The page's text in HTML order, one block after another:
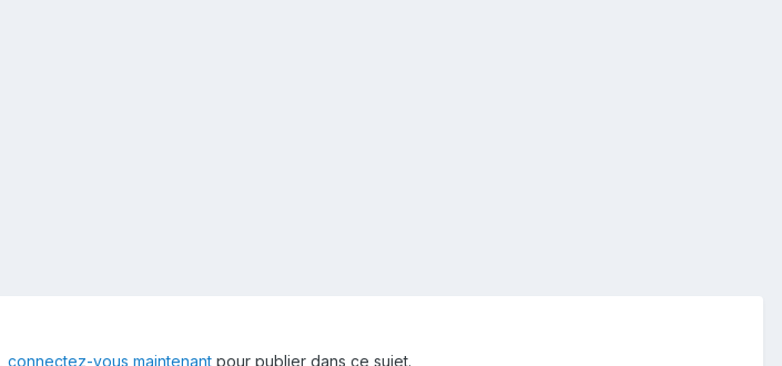
connectez-vous maintenant pour publier dans ce sujet.